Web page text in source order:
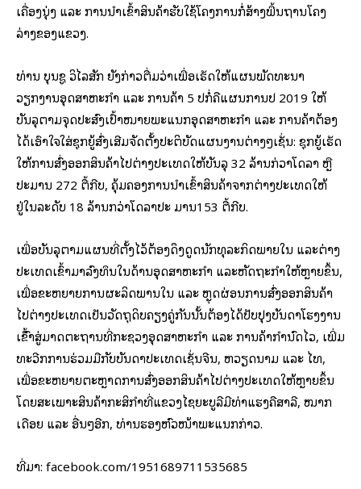
ເຄື່ອງນຸ່ງ ແລະ ການນຳເຂົ້າສິນຄ້າຮັບໃຊ້ໂຄງການກໍ່ສ້າງພື້ນຖານໂຄງ
ລ່າງຂອງແຂວງ.
ທ່ານ ບຸນຊູ ວິໄລສັກ ຍັງກ່າວຕື່ມວ່າເພື່ອເຮັດໃຫ້ແຜນພັດທະນາ
ວຽກງານອຸດສາຫະກຳ ແລະ ການຄ້າ 5 ປີກໍ່ຄືແຜນການປີ 2019 ໃຫ້
ບັນລຸຕາມຈຸດປະສົງເປົ້າໝາຍພະແນກອຸດສາຫະກໍາ ແລະ ການຄ້າຕ້ອງ
ໄດ້ເອົາໃຈໃສ່ຊຸກຍູ້ສົ່ງເສີມຈັດຕັ້ງປະຕິບັດແຜນງານຕ່າງໆເຊັ່ນ: ຊຸກຍູ້ເຮັດ
ໃຫ້ການສົ່ງອອກສິນຄ້າໄປຕ່າງປະເທດໃຫ້ບັນລຸ 32 ລ້ານກ່ວາໂດລາ ຫຼື
ປະມານ 272 ຕື້ກີບ, ຄຸ້ມຄອງການນຳເຂົ້າສິນຄ້າຈາກຕ່າງປະເທດໃຫ້
ຢູ່ໃນລະດັບ 18 ລ້ານກວ່າໂດລາປະ ມານ153 ຕື້ກີບ.
ເພື່ອບັນລຸຕາມແຜນທີ່ຕັ້ງໄວ້ຕ້ອງດຶງດູດນັກທຸລະກິດພາຍໃນ ແລະຕ່າງ
ປະເທດເຂົ້າມາລົງທຶນໃນດ້ານອຸດສາຫະກຳ ແລະຫັດຖະກຳໃຫ້ຫຼາຍຂຶ້ນ,
ເພື່ອຂະຫຍາຍການຜະລິດພານໃນ ແລະ ຫຼຸດຜ່ອນການສົ່ງອອກສິນຄ້າ
ໄປຕ່າງປະເທດເປັນວັດຖຸດິບຄຽງຄູ່ກັນນັ້ນຕ້ອງໄດ້ປັບປຸງບັນດາໂຮງງານ
ເຂົ້ົາສູ່ມາດຕະຖານທີ່ກະຊວງອຸດສາຫະກຳ ແລະ ການຄ້າກຳນົດໄວ, ເພີ່ມ
ທະວີກການຮ່ວມມືກັບບັນດາປະເທດເຊັ່ນຈີນ, ຫວຽດນາມ ແລະ ໄທ,
ເພື່ອຂະຫຍາຍຕະຫຼາດການສົ່ງອອກສິນຄ້າໄປຕ່າງປະເທດໃຫ້ຫຼາຍຂຶ້ນ
ໂດຍສະເພາະສິນຄ້າກະສິກຳທີ່ແຂວງໄຊຍະບູລີມີທ່າແຮງຄືສາລີ, ໝາກ
ເດືອຍ ແລະ ອື່ນໆອີກ, ທ່ານຮອງຫົວໜ້າພະແນກກ່າວ.
ທີ່​ມາ: facebook.com/1951689711535685